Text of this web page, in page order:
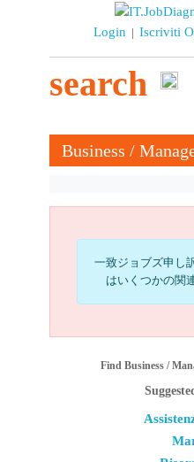
Login | Iscriviti
search
Business /
一致ジョブズ申し
はいくつかの関
Find Business /